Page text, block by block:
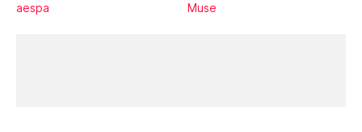
aespa Muse